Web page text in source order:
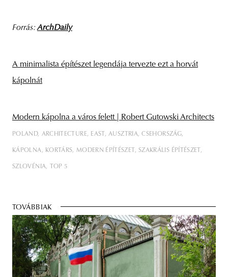
Forrás:ArchDaily
A minimalista építészet legendája tervezte ezt a horvát
kápolnát
Modern kápolna a város felett | Robert Gutowski Architects
POLAND ARCHITECTURE EAST AUSZTRIA CSEHORSZÁG
KÁPOLNA KORTÁRS MODERN ÉPÍTÉSZET SZAKRÁLIS ÉPÍTÉSZET
SZLOVÉNIA TOP 5
TOVÁBBIAK